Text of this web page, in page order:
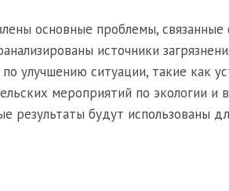
основные проблемы,
источники
улучшению ситуации, такие как
мероприятий по экологии
результаты будут использованы